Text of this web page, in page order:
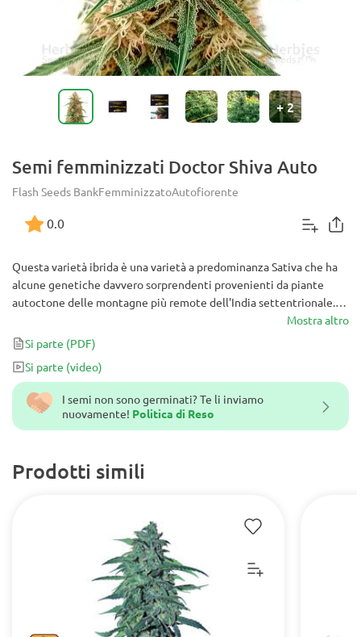
+2
Semi femminizzati Doctor Shiva Auto
Flash Seeds BankFemminizzatoAutofiorente
0.0
I semi non sono germinati? Te li inviamo
nuovamente! Politica di Reso
Prodotti simili
Questa varietà ibrida è una varietà a predominanza Sativa che ha
alcune genetiche davvero sorprendenti provenienti da piante
autoctone delle montagne più remote dell'India settentrionale...
La pianta originale Garhwali Shiva che è stata utilizzata per creare
questo ibrido si è adattata al clima rigido e le alte quote
dell'Himalaya. Un vero guerriero!
Mostra altro
Si parte (PDF)
Si parte (video)